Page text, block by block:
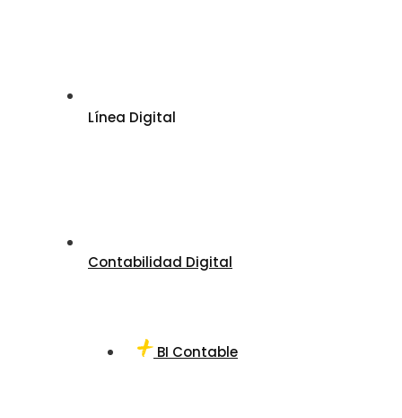
Línea Digital
Contabilidad Digital
BI Contable